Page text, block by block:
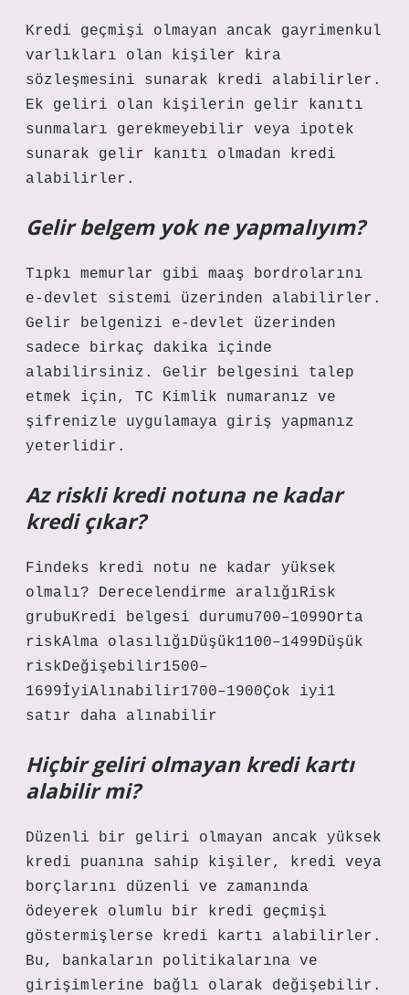
Kredi geçmişi olmayan ancak gayrimenkul
varlıkları olan kişiler kira
sözleşmesini sunarak kredi alabilirler.
Ek geliri olan kişilerin gelir kanıtı
sunmaları gerekmeyebilir veya ipotek
sunarak gelir kanıtı olmadan kredi
alabilirler.
Gelir belgem yok ne yapmalıyım?
Tıpkı memurlar gibi maaş bordrolarını
e-devlet sistemi üzerinden alabilirler.
Gelir belgenizi e-devlet üzerinden
sadece birkaç dakika içinde
alabilirsiniz. Gelir belgesini talep
etmek için, TC Kimlik numaranız ve
şifrenizle uygulamaya giriş yapmanız
yeterlidir.
Az riskli kredi notuna ne kadar
kredi çıkar?
Findeks kredi notu ne kadar yüksek
olmalı? Derecelendirme aralığıRisk
grubuKredi belgesi durumu700–1099Orta
riskAlma olasılığıDüşük1100–1499Düşük
riskDeğişebilir1500–
1699İyiAlınabilir1700–1900Çok iyi1
satır daha alınabilir
Hiçbir geliri olmayan kredi kartı
alabilir mi?
Düzenli bir geliri olmayan ancak yüksek
kredi puanına sahip kişiler, kredi veya
borçlarını düzenli ve zamanında
ödeyerek olumlu bir kredi geçmişi
göstermişlerse kredi kartı alabilirler.
Bu, bankaların politikalarına ve
girişimlerine bağlı olarak değişebilir.